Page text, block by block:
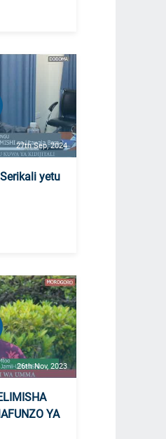
27th Sep, 2024
yetu
26th Nov, 2023
YA